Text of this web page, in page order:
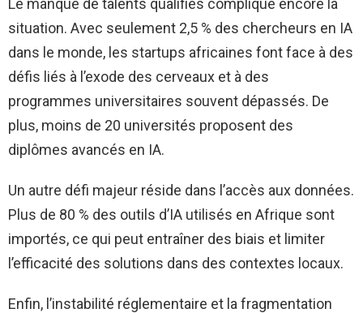
Le manque de talents qualifiés complique encore la
situation. Avec seulement 2,5 % des chercheurs en IA
dans le monde, les startups africaines font face à des
défis liés à l’exode des cerveaux et à des
programmes universitaires souvent dépassés. De
plus, moins de 20 universités proposent des
diplômes avancés en IA.
Un autre défi majeur réside dans l’accès aux données.
Plus de 80 % des outils d’IA utilisés en Afrique sont
importés, ce qui peut entraîner des biais et limiter
l’efficacité des solutions dans des contextes locaux.
Enfin, l’instabilité réglementaire et la fragmentation